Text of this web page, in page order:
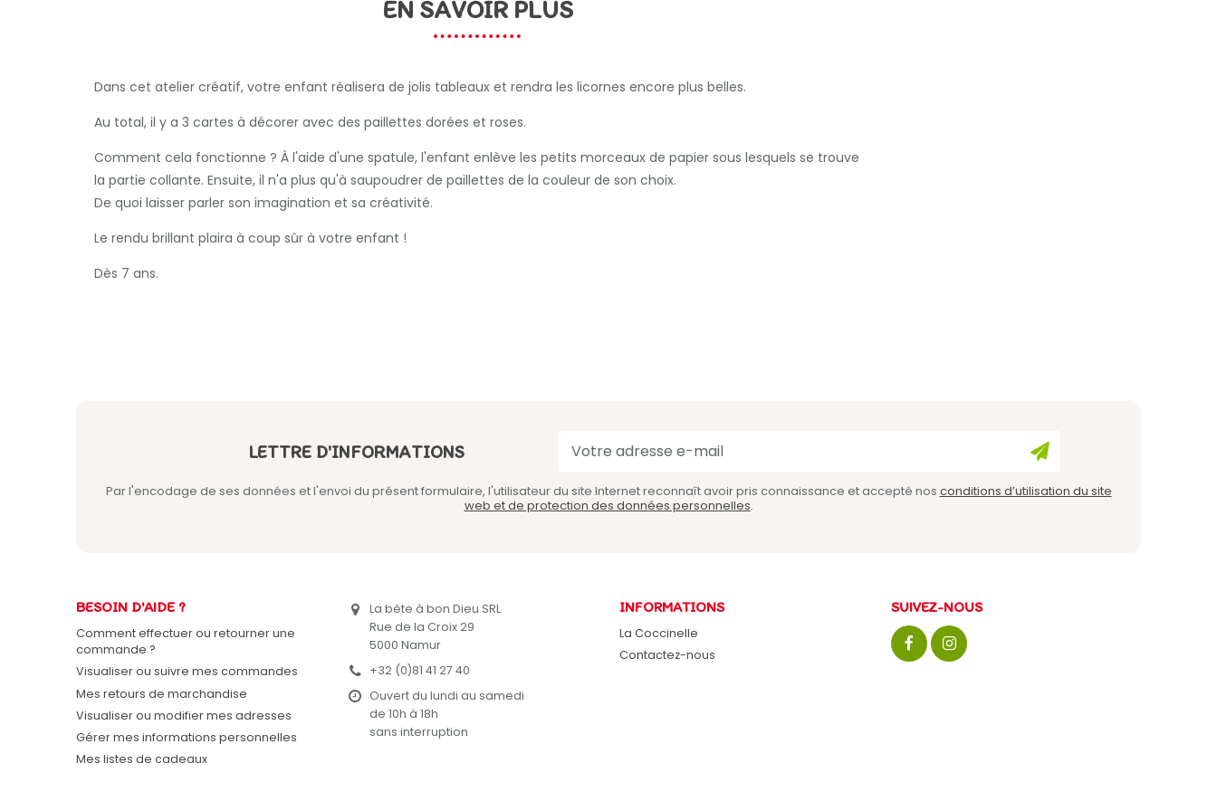
EN SAVOIR PLUS
Dans cet atelier créatif, votre enfant réalisera de jolis tableaux et rendra les licornes encore plus belles.
Au total, il y a 3 cartes à décorer avec des paillettes dorées et roses.
Comment cela fonctionne ? À l'aide d'une spatule, l'enfant enlève les petits morceaux de papier sous lesquels se trouve
la partie collante. Ensuite, il n'a plus qu'à saupoudrer de paillettes de la couleur de son choix.
De quoi laisser parler son imagination et sa créativité.
Le rendu brillant plaira à coup sûr à votre enfant !
Dès 7 ans.
LETTRE D'INFORMATIONS
Par l'encodage de ses données et l'envoi du présent formulaire, l'utilisateur du site Internet reconnaît avoir pris connaissance et accepté nos conditions d’utilisation du site
web et de protection des données personnelles.
BESOIN D'AIDE ?
Comment effectuer ou retourner une
commande ?
Visualiser ou suivre mes commandes
Mes retours de marchandise
Visualiser ou modifier mes adresses
Gérer mes informations personnelles
Mes listes de cadeaux
La bête à bon Dieu SRL
Rue de la Croix 29
5000 Namur
+32 (0)81 41 27 40
Ouvert du lundi au samedi
de 10h à 18h
sans interruption
INFORMATIONS
La Coccinelle
Contactez-nous
SUIVEZ-NOUS